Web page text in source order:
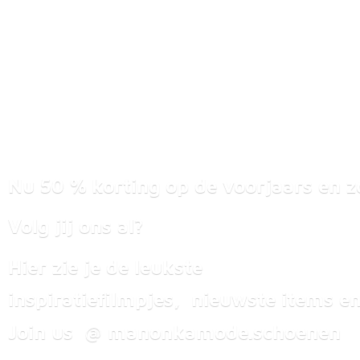
Nu 50 % korting op de voorjaars en
Volg jij ons al?
Hier zie je de leukste
inspiratiefilmpjes, nieuwste items
Join us @ manonkamode.schoenen